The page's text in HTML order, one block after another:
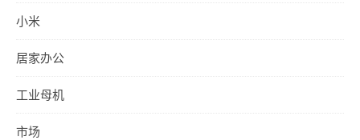
小米
居家办公
工业母机
市场